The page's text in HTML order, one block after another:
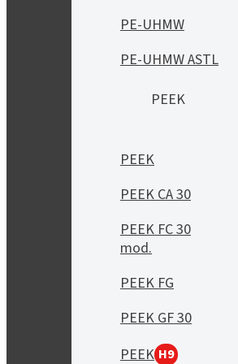
PE-UHMW
PE-UHMW ASTL
PEEK
PEEK
PEEK CA 30
PEEK FC 30
mod.
PEEK FG
PEEK GF 30
PEEK H9